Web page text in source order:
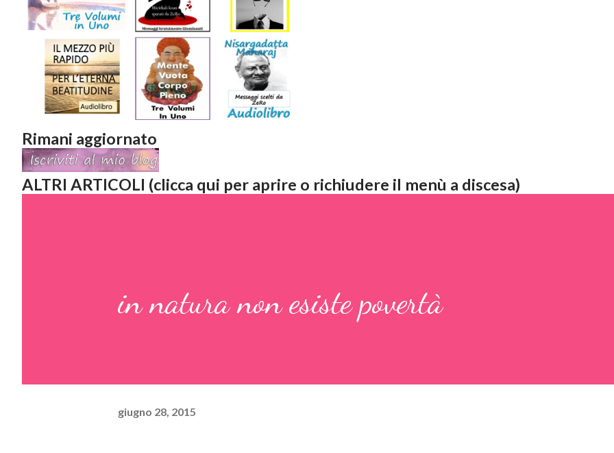
Rimani aggiornato
ALTRI ARTICOLI (clicca qui per aprire o richiudere il menù a discesa)
in natura non esiste povertà
giugno 28, 2015